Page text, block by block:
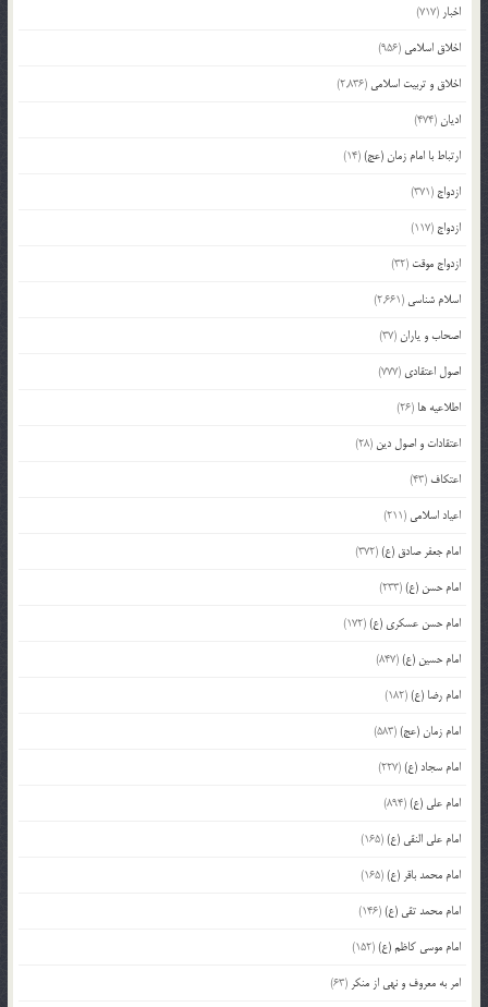
اخبار (717)
اخلاق اسلامی (956)
اخلاق و تربیت اسلامی (2,836)
ادیان(474)
ارتباط با امام زمان (عج)(14)
ازدواج (371)
ازدواج (117)
ازدواج موقت (32)
اسلام شناسی (2,661)
اصحاب و یاران(37)
اصول اعتقادی (777)
اطلاعیه ها (26)
اعتقادات و اصول دین (28)
اعتکاف (43)
اعیاد اسلامی (211)
امام جعفر صادق (ع)(372)
امام حسن (ع)(233)
امام حسن عسکری (ع)(172)
امام حسین (ع)(847)
امام رضا (ع)(182)
امام زمان (عج)(583)
امام سجاد (ع)(227)
امام علی (ع)(894)
امام علی النقی (ع)(165)
امام محمد باقر (ع)(165)
امام محمد تقی (ع)(146)
امام موسی کاظم (ع)(152)
امر به معروف و نهی از منکر (63)